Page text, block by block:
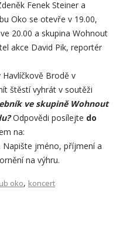
Fenek Steiner a
Oko se otevře v 19.00,
20.00 a skupina Wohnout
akce David Pik, reportér
Brodě v
štěstí vyhrát v soutěži
ve skupině Wohnout
Odpovědi posílejte do
na:
. Napište jméno, příjmení a
na výhru.
oko, koncert